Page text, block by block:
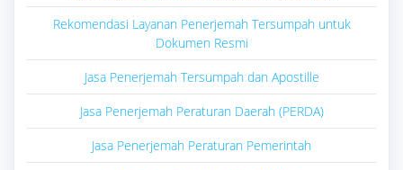
Rekomendasi Layanan Penerjemah Tersumpah untuk
Dokumen Resmi
Jasa Penerjemah Tersumpah dan Apostille
Jasa Penerjemah Peraturan Daerah (PERDA)
Jasa Penerjemah Peraturan Pemerintah